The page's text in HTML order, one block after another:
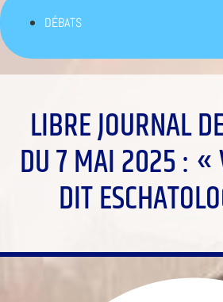
DÉBATS
LIBRE JOURNAL
DU 7 MAI 2025 : «
DIT